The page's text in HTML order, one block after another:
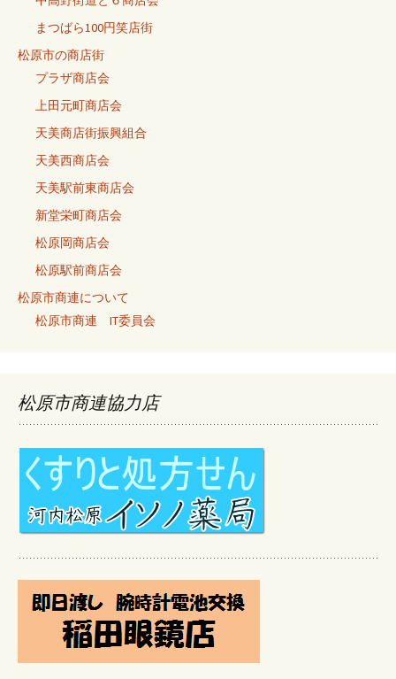
まつばら100円笑店街
松原市の商店街
プラザ商店会
上田元町商店会
天美商店街振興組合
天美西商店会
天美駅前東商店会
新堂栄町商店会
松原岡商店会
松原駅前商店会
松原市商連について
松原市商連 IT委員会
松原市商連協力店